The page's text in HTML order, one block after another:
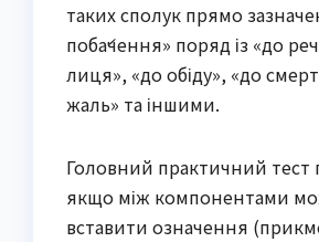
таких сполук прямо
поба́чення» поряд із «до
лиця», «до обіду», «до
жаль» та іншими.
Головний практичний тест
якщо між компонентами
вставити означення